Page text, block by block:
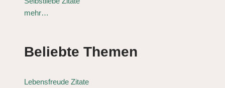
mehr…
Beliebte Themen
Lebensfreude Zitate